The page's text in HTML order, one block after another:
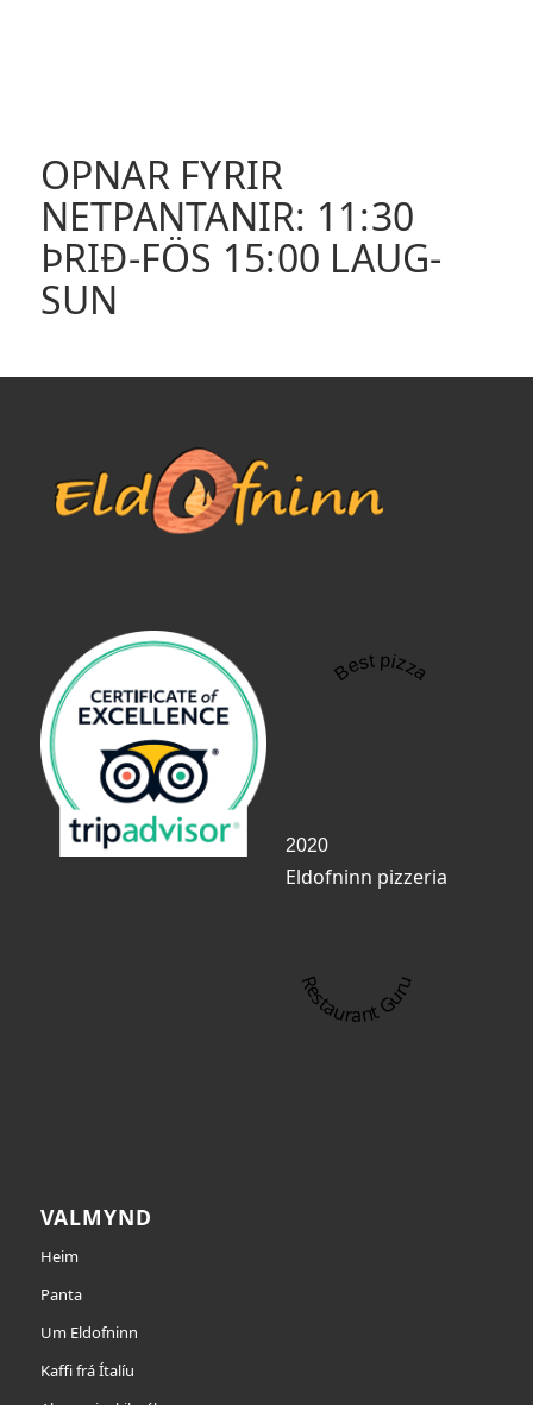
OPNAR FYRIR
NETPANTANIR: 11:30
ÞRIÐ-FÖS 15:00 LAUG-
SUN
Best pizza
2020
Eldofninn pizzeria
Restaurant Guru
VALMYND
Heim
Panta
Um Eldofninn
Kaffi frá Ítalíu